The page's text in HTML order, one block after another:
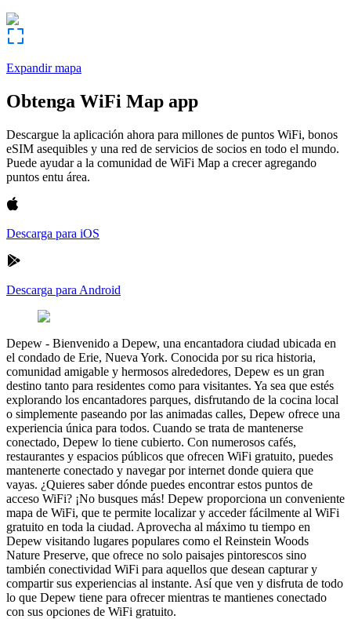
Expandir mapa
Obtenga WiFi Map app
Descargue la aplicación ahora para millones de puntos WiFi, bonos
eSIM asequibles y una red de servicios de socios en todo el mundo.
Puede ayudar a la comunidad de WiFi Map a crecer agregando
puntos entu área.
Descarga para iOS
Descarga para Android
Depew - Bienvenido a Depew, una encantadora ciudad ubicada en
el condado de Erie, Nueva York. Conocida por su rica historia,
comunidad amigable y hermosos alrededores, Depew es un gran
destino tanto para residentes como para visitantes. Ya sea que estés
explorando los encantadores parques, disfrutando de la cocina local
o simplemente paseando por las animadas calles, Depew ofrece una
experiencia única para todos. Cuando se trata de mantenerse
conectado, Depew lo tiene cubierto. Con numerosos cafés,
restaurantes y espacios públicos que ofrecen WiFi gratuito, puedes
mantenerte conectado y navegar por internet donde quiera que
vayas. ¿Quieres saber dónde puedes encontrar estos puntos de
acceso WiFi? ¡No busques más! Depew proporciona un conveniente
mapa de WiFi, que te permite localizar y acceder fácilmente al WiFi
gratuito en toda la ciudad. Aprovecha al máximo tu tiempo en
Depew visitando lugares populares como el Reinstein Woods
Nature Preserve, que ofrece no solo paisajes pintorescos sino
también conectividad WiFi para aquellos que desean capturar y
compartir sus experiencias al instante. Así que ven y disfruta de todo
lo que Depew tiene para ofrecer mientras te mantienes conectado
con sus opciones de WiFi gratuito.